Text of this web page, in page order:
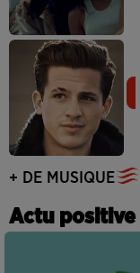
+ DE MUSIQUE
Actu positive